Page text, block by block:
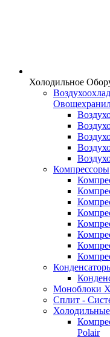
Холодильное
Компрессоры
Моноблоки
Сплит -
Polair